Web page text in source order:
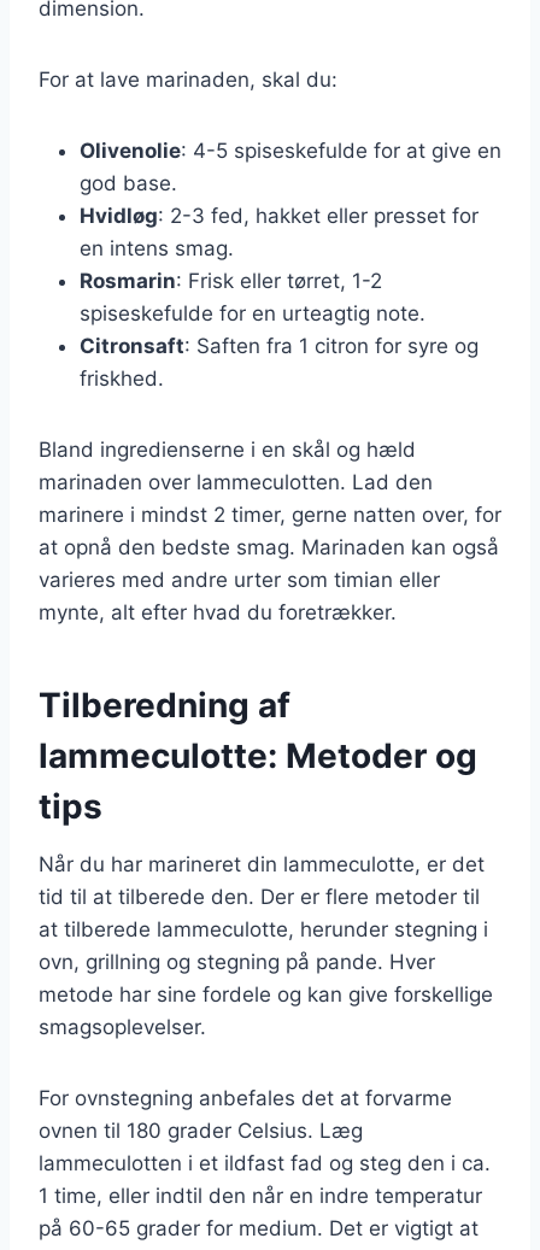
dimension.
For at lave marinaden, skal du:
Olivenolie: 4-5 spiseskefulde for at give en
god base.
Hvidløg: 2-3 fed, hakket eller presset for
en intens smag.
Rosmarin: Frisk eller tørret, 1-2
spiseskefulde for en urteagtig note.
Citronsaft: Saften fra 1 citron for syre og
friskhed.
Bland ingredienserne i en skål og hæld
marinaden over lammeculotten. Lad den
marinere i mindst 2 timer, gerne natten over, for
at opnå den bedste smag. Marinaden kan også
varieres med andre urter som timian eller
mynte, alt efter hvad du foretrækker.
Tilberedning af
lammeculotte: Metoder og
tips
Når du har marineret din lammeculotte, er det
tid til at tilberede den. Der er flere metoder til
at tilberede lammeculotte, herunder stegning i
ovn, grillning og stegning på pande. Hver
metode har sine fordele og kan give forskellige
smagsoplevelser.
For ovnstegning anbefales det at forvarme
ovnen til 180 grader Celsius. Læg
lammeculotten i et ildfast fad og steg den i ca.
1 time, eller indtil den når en indre temperatur
på 60-65 grader for medium. Det er vigtigt at